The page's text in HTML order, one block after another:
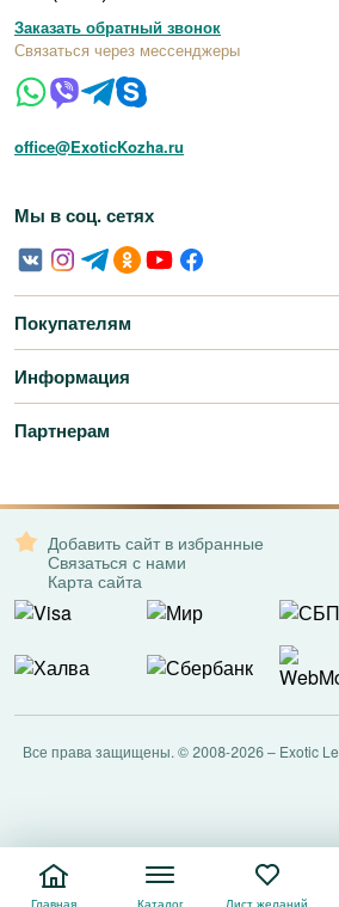
Заказать обратный звонок
Связаться через мессенджеры
office@ExoticKozha.ru
Мы в соц. сетях
Покупателям
Информация
Партнерам
Добавить сайт в избранные
Связаться с нами
Карта сайта
Все права защищены. © 2008-2026 – Exotic
Главная Каталог Лист желаний